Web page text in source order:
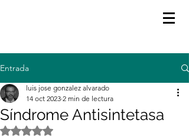
Entrada
Síndrome Antisintetasa
luis jose gonzalez alvarado
14 oct 2023 2 min de lectura
Obtuvo NaN de 5 estrellas.